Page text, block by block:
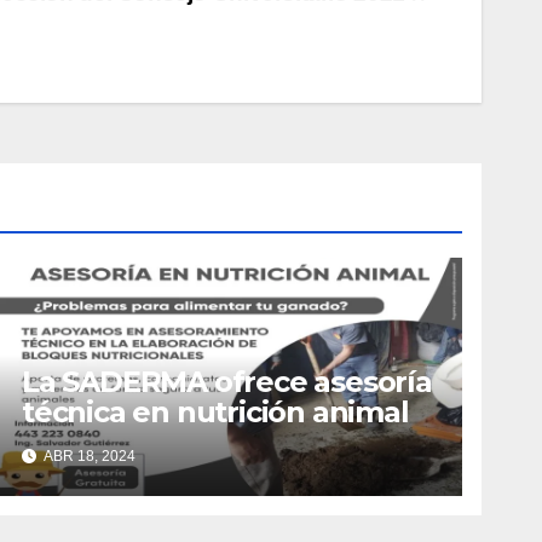
La SADERMA ofrece asesoría
técnica en nutrición animal
ABR 18, 2024